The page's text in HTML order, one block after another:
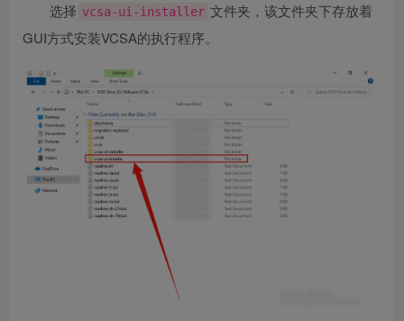
选择 vcsa-ui-installer 文件夹，该文件夹下存放着
GUI方式安装VCSA的执行程序。